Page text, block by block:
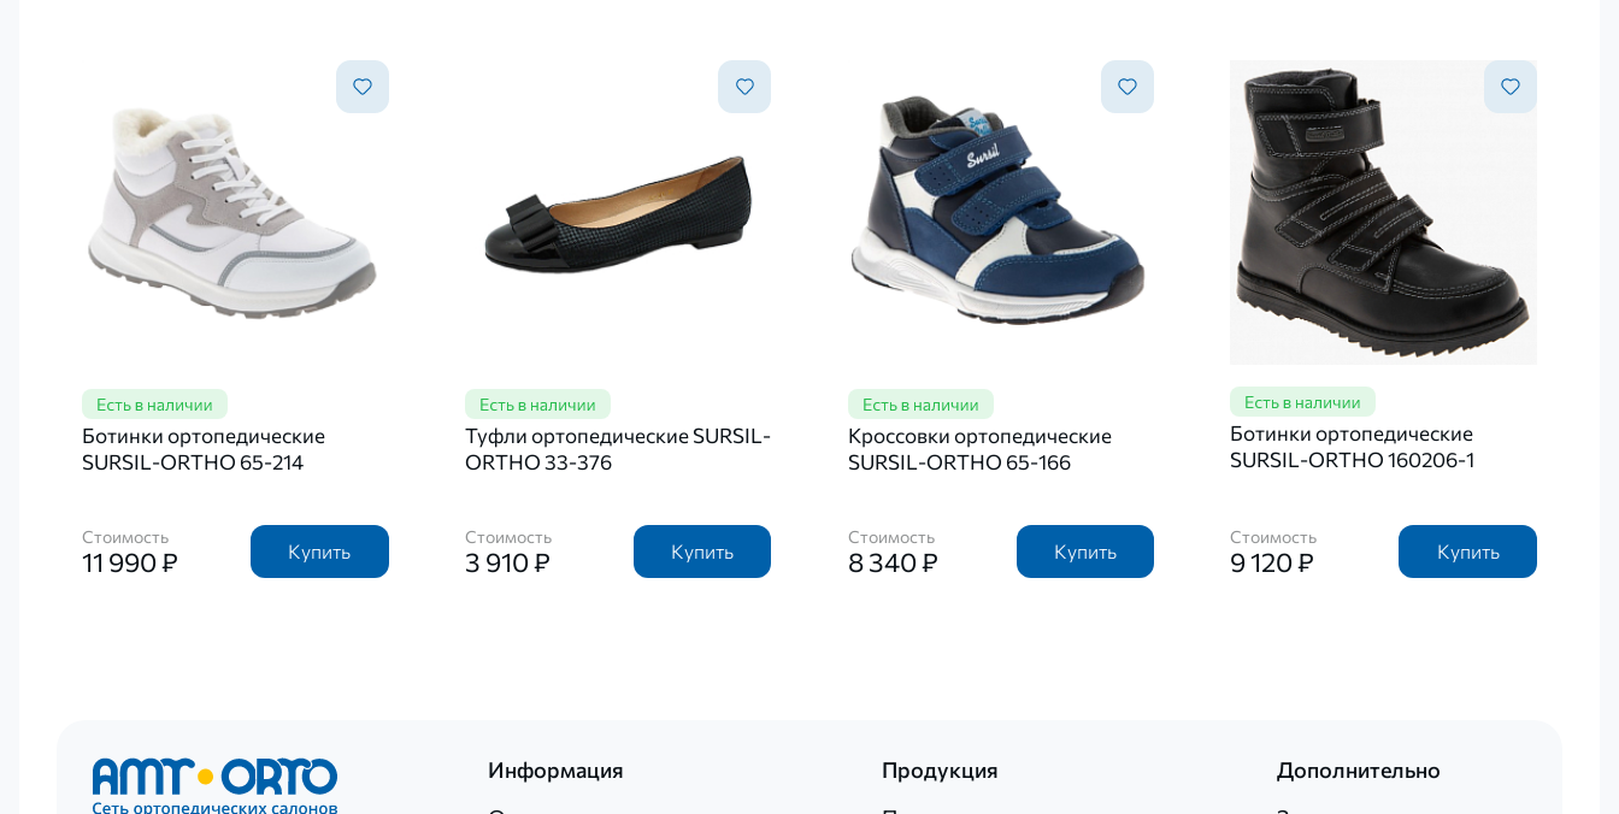
Ботинки ортопедические
SURSIL-ORTHO 65-214
Стоимость
11 990 ₽ Купить
Туфли ортопедические SURSIL-
ORTHO 33-376
Стоимость
3 910 ₽ Купить
Кроссовки ортопедические
SURSIL-ORTHO 65-166
Стоимость
8 340 ₽ Купить
Ботинки ортопедические
SURSIL-ORTHO 160206-1
Стоимость
9 120 ₽ Купить
Информация
Продукция
Дополнительно